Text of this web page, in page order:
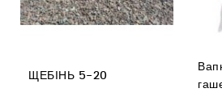
ЩЕБІНЬ 5-20